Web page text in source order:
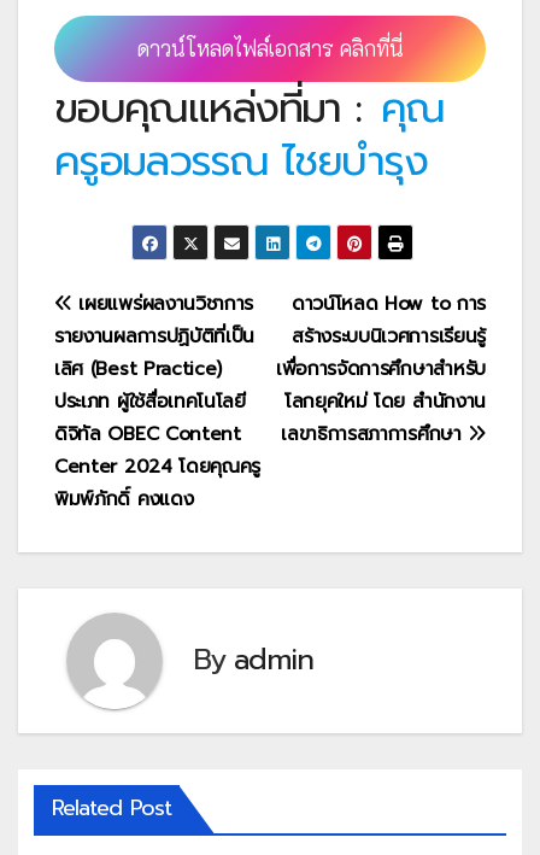
ดาวน์โหลดไฟล์เอกสาร คลิกที่นี่
ขอบคุณแหล่งที่มา : คุณ
ครูอมลวรรณ ไชยบำรุง
แนะแนว
เรื่อง
ดาวน์โหลด How to การ
สร้างระบบนิเวศการเรียนรู้
เพื่อการจัดการศึกษาสำหรับ
โลกยุคใหม่ โดย สำนักงาน
เลขาธิการสภาการศึกษา
เผยแพร่ผลงานวิชาการ
รายงานผลการปฏิบัติที่เป็น
เลิศ (Best Practice)
ประเภท ผู้ใช้สื่อเทคโนโลยี
ดิจิทัล OBEC Content
Center 2024 โดยคุณครู
พิมพ์ภักดิ์ คงแดง
Byadmin
Related Post